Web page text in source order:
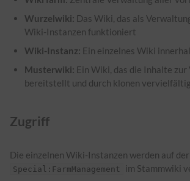
Wurzelwiki: Das Wiki, das als
Wiki-Instanzen funktioniert
Wiki-Instanz: Ein einzelnes Wiki
Musterwiki: Ein Wiki, das die Inhalte
bereitstellt und durch klonen
Zugriff
Die einzelnen Wiki-Instanzen werden auf
Special:FarmManagement
im Stammwiki